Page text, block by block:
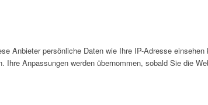
Anbieter persönliche Daten wie Ihre IP-Adresse
Anpassungen werden übernommen, sobald Sie die